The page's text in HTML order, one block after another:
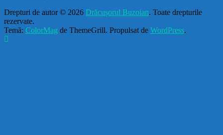
Drepturi de autor © 2026 Drăcușorul Buzoian. Toate drepturile
rezervate.
Temă: ColorMag de ThemeGrill. Propulsat de WordPress.